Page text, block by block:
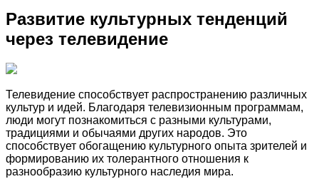
Развитие культурных тенденций
через телевидение
Телевидение способствует распространению различных
культур и идей. Благодаря телевизионным программам,
люди могут познакомиться с разными культурами,
традициями и обычаями других народов. Это
способствует обогащению культурного опыта зрителей и
формированию их толерантного отношения к
разнообразию культурного наследия мира.